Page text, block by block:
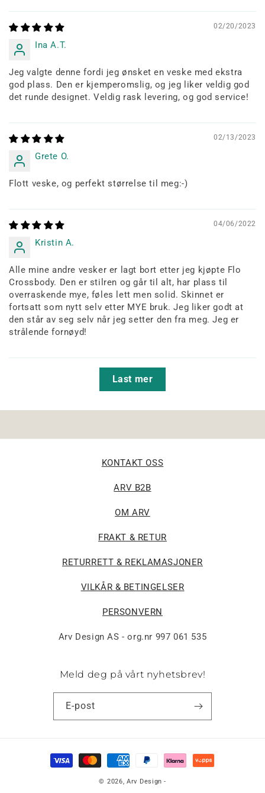
02/20/2023
Ina A.T.
Jeg valgte denne fordi jeg ønsket en veske med ekstra
god plass. Den er kjemperomslig, og jeg liker veldig god
det runde designet. Veldig rask levering, og god service!
02/13/2023
Grete O.
Flott veske, og perfekt størrelse til meg:-)
04/06/2022
Kristin A.
Alle mine andre vesker er lagt bort etter jeg kjøpte Flo
Crossbody. Den er stilren og går til alt, har plass til
overraskende mye, føles lett men solid. Skinnet er
fortsatt som nytt selv etter MYE bruk. Jeg liker godt at
den står av seg selv når jeg setter den fra meg. Jeg er
strålende fornøyd!
Last mer
KONTAKT OSS
ARV B2B
OM ARV
FRAKT & RETUR
RETURRETT & REKLAMASJONER
VILKÅR & BETINGELSER
PERSONVERN
Arv Design AS - org.nr 997 061 535
Meld deg på vårt nyhetsbrev!
E-post
Betalingsmåter
© 2026,Arv Design -